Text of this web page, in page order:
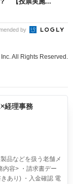
by
All Rights Reserved.
経理事務
品などを扱う老舗メ
内容> ・請求書デー
あり) ・入金確認 電